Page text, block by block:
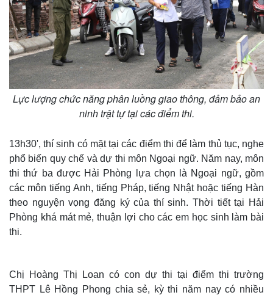
Thế giới
Quan sát
Cuộc sống đó đây
Hồ sơ
Multimedia
Video
Ảnh
E-Magazine
Lực lượng chức năng phân luồng giao thông, đảm bảo an
ninh trật tự tại các điểm thi.
13h30', thí sinh có mặt tại các điểm thi để làm thủ tục, nghe
phổ biến quy chế và dự thi môn Ngoại ngữ. Năm nay, môn
thi thứ ba được Hải Phòng lựa chọn là Ngoại ngữ, gồm
các môn tiếng Anh, tiếng Pháp, tiếng Nhật hoặc tiếng Hàn
theo nguyện vọng đăng ký của thí sinh. Thời tiết tại Hải
Phòng khá mát mẻ, thuận lợi cho các em học sinh làm bài
thi.
Chị Hoàng Thị Loan có con dự thi tại điểm thi trường
THPT Lê Hồng Phong chia sẻ, kỳ thi năm nay có nhiều